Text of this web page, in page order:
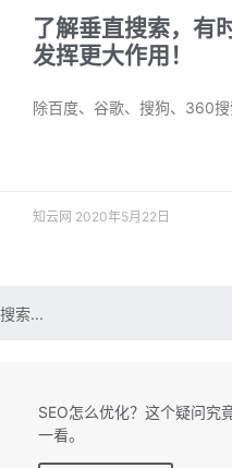
了解垂直搜索，有
发挥更大作用！
除百度、谷歌、搜狗、360
知云网 2020年5月22日
SEO怎么优化？这个疑问究
一看。